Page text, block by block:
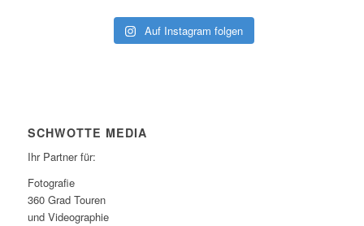
Auf Instagram folgen
SCHWOTTE MEDIA
Ihr Partner für:
Fotografie
360 Grad Touren
und Videographie